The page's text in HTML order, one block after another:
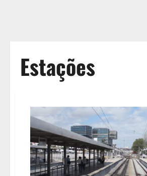
Estações